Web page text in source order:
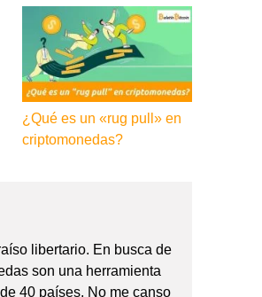
¿Qué es un «rug pull» en
criptomonedas?
libertario. En busca de
son una herramienta
40 países. No me canso